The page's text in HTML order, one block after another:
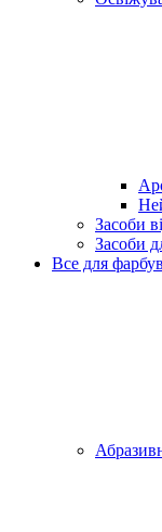
Засоби
Засоби
Все для